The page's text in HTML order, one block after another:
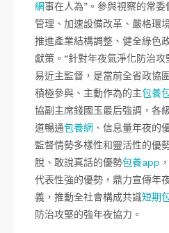
網事在人為”。參與視察的常
管理、加速設備改革、嚴格環
推進產業結構調整、健全綠色
獻策。“針對年夜氣淨化防治攻
易近主監督，是當前全省政協
積極參與、主動作為的主包養
協副主席錢國玉最后強調，各
道暢通包養網 、信息量年夜的
監督情勢多樣性和靈活性的優
脫、敢說真話的優勢包養app
代表性強的優勢，鼎力宣傳年
義，推動全社會構成共識短期
防治攻堅的強年夜協力。